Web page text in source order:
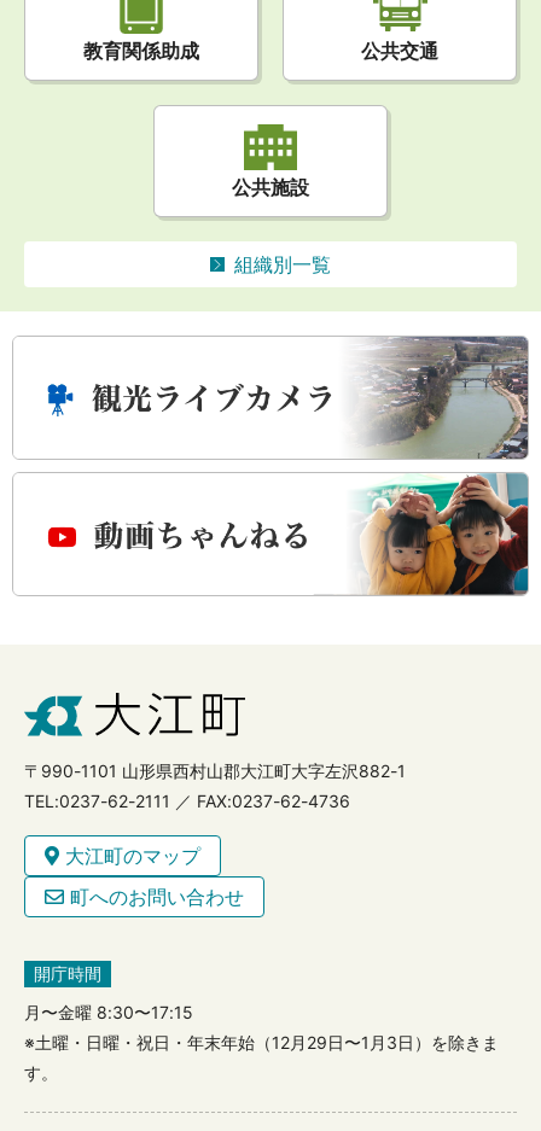
教育関係助成 公共交通
公共施設
組織別一覧
〒990-1101 山形県西村山郡大江町大字左沢882-1
TEL:0237-62-2111 ／ FAX:0237-62-4736
大江町のマップ
町へのお問い合わせ
開庁時間
月〜金曜 8:30〜17:15
※土曜・日曜・祝日・年末年始（12月29日〜1月3日）を除きま
す。